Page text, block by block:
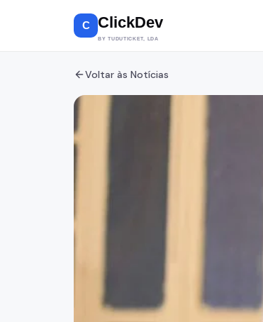
C ClickDev
BY TUDUTICKET, LDA
Voltar às Notícias